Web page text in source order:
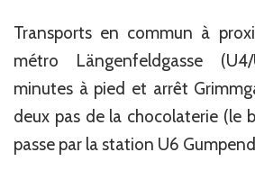
Transports en commun à
métro Längenfeldgasse
minutes à pied et arrêt
deux pas de la chocolaterie (le
passe par la station U6